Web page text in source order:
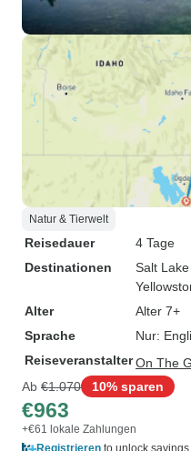
Natur & Tierwelt
Reisedauer
4 Tage
Destinationen
Salt
Alter
Alter 7+
Sprache
Nur:
ReiseveranstalterOn The
Ab €1.070 10% sparen
€963
+€61 lokale Zahlungen
Registrieren to unlock savings